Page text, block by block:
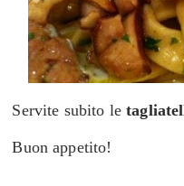
Servite subito le
Buon appetito!